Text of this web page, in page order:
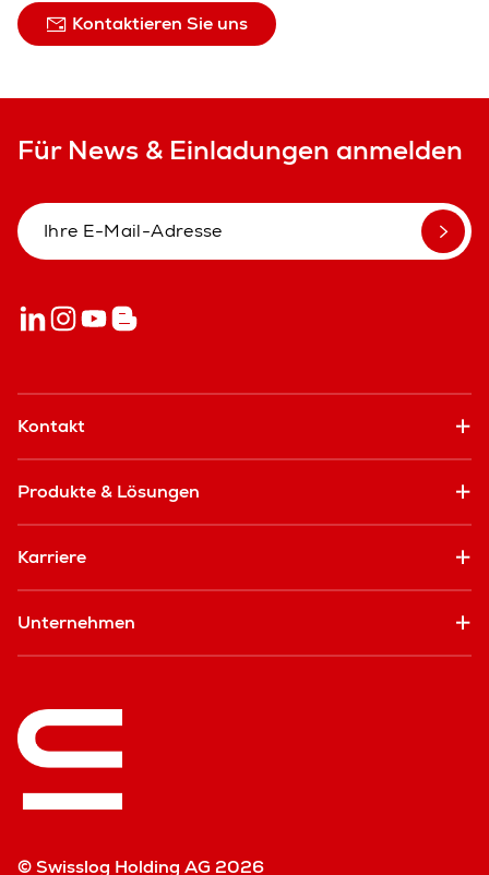
Kontaktieren Sie uns
Für News & Einladungen anmelden
Kontakt
Produkte & Lösungen
Karriere
Unternehmen
© Swisslog Holding AG 2026